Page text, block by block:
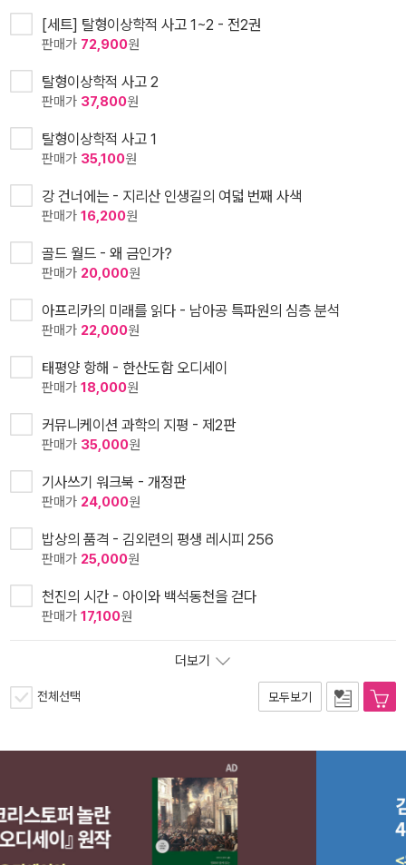
[세트] 탈형이상학적 사고 1~2 - 전2권
판매가 72,900원
탈형이상학적 사고 2
판매가 37,800원
탈형이상학적 사고 1
판매가 35,100원
강 건너에는 - 지리산 인생길의 여덟 번째 사색
판매가 16,200원
골드 월드 - 왜 금인가?
판매가 20,000원
아프리카의 미래를 읽다 - 남아공 특파원의 심층 분석
판매가 22,000원
태평양 항해 - 한산도함 오디세이
판매가 18,000원
커뮤니케이션 과학의 지평 - 제2판
판매가 35,000원
기사쓰기 워크북 - 개정판
판매가 24,000원
밥상의 품격 - 김외련의 평생 레시피 256
판매가 25,000원
천진의 시간 - 아이와 백석동천을 걷다
판매가 17,100원
더보기
전체선택 모두보기